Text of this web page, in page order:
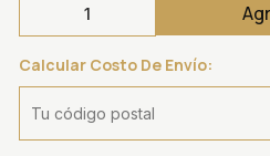
Calcular Costo De Envío: